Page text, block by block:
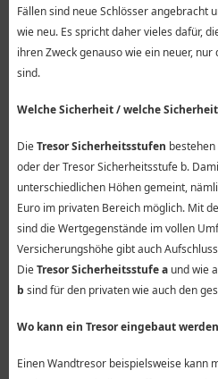
Fällen sind neue Schlösser angebracht
wie neu. Es spricht daher vieles dafür,
ihren Zweck genauso wie ein neuer,
sind.
Welche Sicherheit / welche
DieTresor Sicherheitsstufen
oder der Tresor Sicherheitsstufe b.
unterschiedlichen Höhen gemeint,
Euro im privaten Bereich möglich. Mit
sind die Wertgegenstände im vollen
Versicherungshöhe gibt auch
DieTresor Sicherheitsstufe aund wie
b sind für den privaten wie auch den
Wo kann ein Tresor eingebaut
Einen Wandtresor beispielsweise kann